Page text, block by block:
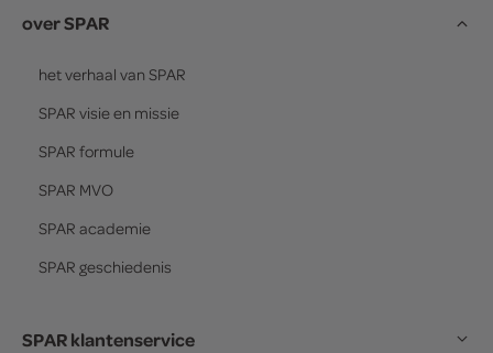
over SPAR
het verhaal van SPAR
SPAR visie en missie
SPAR formule
SPAR MVO
SPAR academie
SPAR geschiedenis
SPAR klantenservice